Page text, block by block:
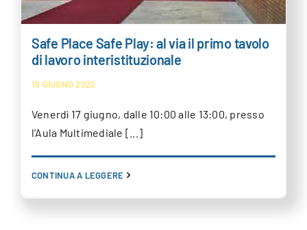
Safe Place Safe Play: al via il primo tavolo
di lavoro interistituzionale
15 GIUGNO 2022
Venerdì 17 giugno, dalle 10:00 alle 13:00, presso
l’Aula Multimediale [...]
CONTINUA A LEGGERE